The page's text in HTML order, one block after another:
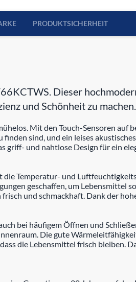
PRODUKTSICHERHEIT
Dieser
und Schönheit zu machen.
Mit den Touch-Sensoren auf
sind, und ein leises
und nahtlose Design für ein
Temperatur- und
geschaffen, um Lebensmittel
und schmackhaft. Dank der
bei häufigem Öffnen und
Die gute
die Lebensmittel frisch